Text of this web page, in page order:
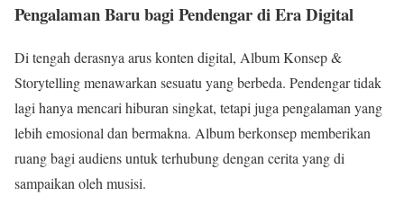
Pengalaman Baru bagi Pendengar di Era Digital
Di tengah derasnya arus konten digital, Album Konsep &
Storytelling menawarkan sesuatu yang berbeda. Pendengar tidak
lagi hanya mencari hiburan singkat, tetapi juga pengalaman yang
lebih emosional dan bermakna. Album berkonsep memberikan
ruang bagi audiens untuk terhubung dengan cerita yang di
sampaikan oleh musisi.